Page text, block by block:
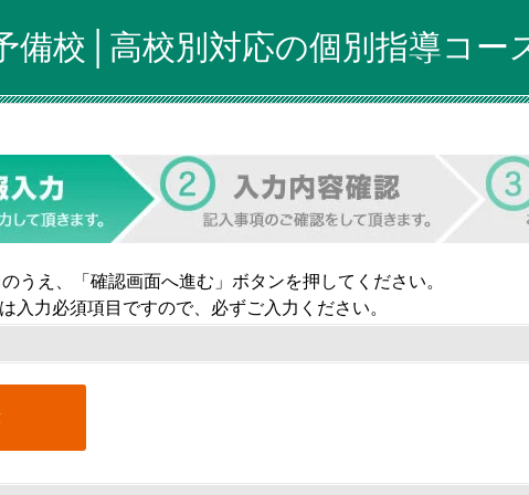
備校│高校別対応の個別指導コー
うえ、「確認画面へ進む」ボタンを押してください。
入力必須項目ですので、必ずご入力ください。